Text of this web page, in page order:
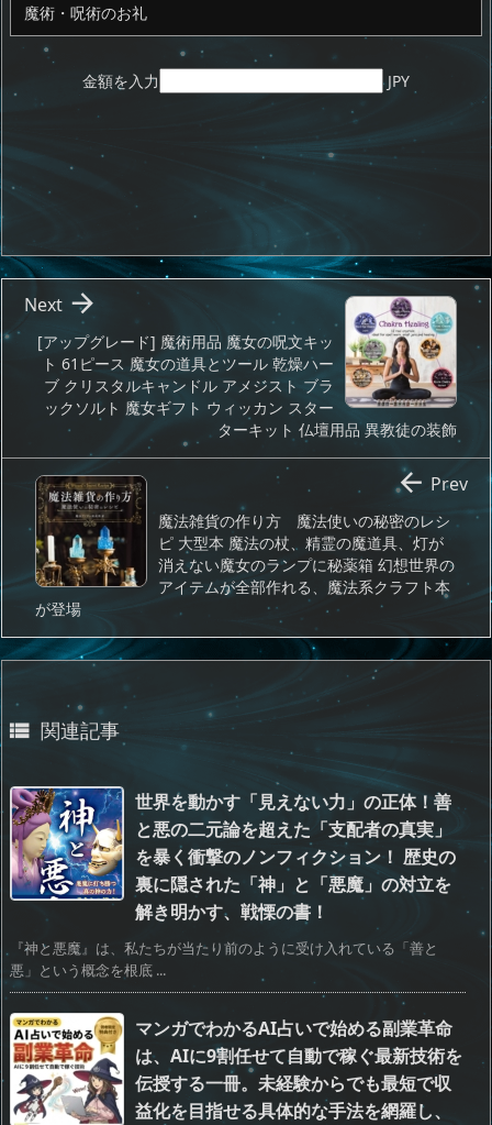
金額を入力 JPY
[アップグレード] 魔術用品 魔女の呪文キッ
ト 61ピース 魔女の道具とツール 乾燥ハー
ブ クリスタルキャンドル アメジスト ブラ
ックソルト 魔女ギフト ウィッカン スター
ターキット 仏壇用品 異教徒の装飾

Next
魔法雑貨の作り方 魔法使いの秘密のレシ
ピ 大型本 魔法の杖、精霊の魔道具、灯が
消えない魔女のランプに秘薬箱 幻想世界の
アイテムが全部作れる、魔法系クラフト本
が登場
 Prev
 関連記事
世界を動かす「見えない力」の正体！善
と悪の二元論を超えた「支配者の真実」
を暴く衝撃のノンフィクション！ 歴史の
裏に隠された「神」と「悪魔」の対立を
解き明かす、戦慄の書！
『神と悪魔』は、私たちが当たり前のように受け入れている「善と
悪」という概念を根底 ...
マンガでわかるAI占いで始める副業革命
は、AIに9割任せて自動で稼ぐ最新技術を
伝授する一冊。未経験からでも最短で収
益化を目指せる具体的な手法を網羅し、